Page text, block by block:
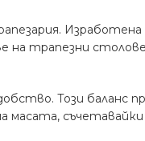
на трапезни
Този баланс